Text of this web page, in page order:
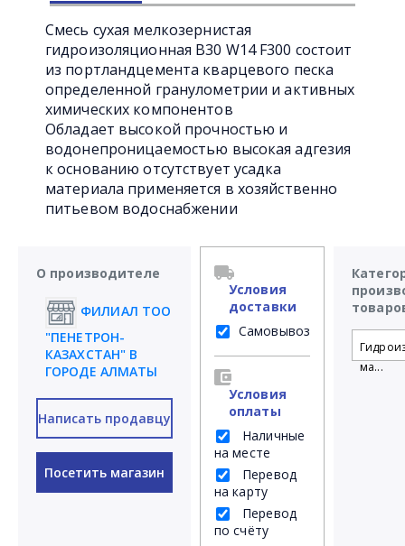
Смесь сухая мелкозернистая
гидроизоляционная B30 W14 F300 состоит
из портландцемента кварцевого песка
определенной гранулометрии и активных
химических компонентов
Обладает высокой прочностью и
водонепроницаемостью высокая адгезия
к основанию отсутствует усадка
материала применяется в хозяйственно
питьевом водоснабжении
О производителе
ФИЛИАЛ ТОО
"ПЕНЕТРОН-
КАЗАХСТАН" В
ГОРОДЕ АЛМАТЫ
Написать продавцу
Посетить магазин
Условия
доставки
Самовывоз
Условия
оплаты
Наличные
на месте
Перевод
на карту
Перевод
по счёту
ма...